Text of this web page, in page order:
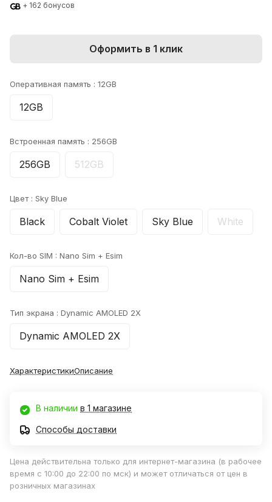
+ 162 бонусов
Оформить в 1 клик
Оперативная память : 12GB
12GB
Встроенная память : 256GB
256GB 512GB
Цвет : Sky Blue
Black Cobalt Violet Sky Blue White
Кол-во SIM : Nano Sim + Esim
Nano Sim + Esim
Тип экрана : Dynamic AMOLED 2X
Dynamic AMOLED 2X
ХарактеристикиОписание
В наличии в 1 магазине
Способы доставки
Цена действительна только для интернет-магазина (в рабочее
время с 10:00 до 22:00 по мск) и может отличаться от цен в
розничных магазинах